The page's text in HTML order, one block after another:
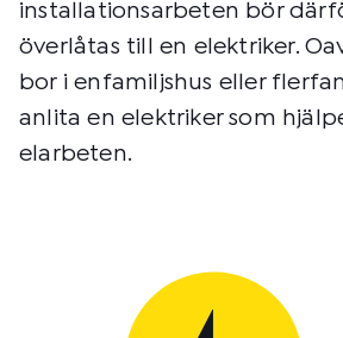
installationsarbeten bör
överlåtas till en elektriker.
bor i enfamiljshus eller
anlita en elektriker som
elarbeten.